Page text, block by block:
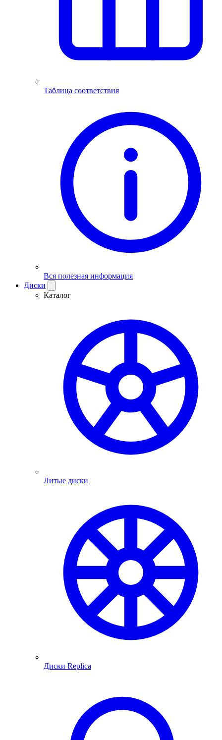
Таблица соответствия
Вся полезная информация
Диски
Каталог
Литые диски
Диски Replica